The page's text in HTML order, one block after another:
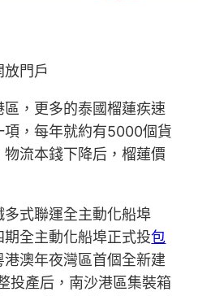
門戶
，更多的泰國榴蓮疾速
，每年就約有5000個貨
流本錢下降后，榴蓮價
式聯運全主動化船埠
全主動化船埠正式投包
澳年夜灣區首個全新建
投產后，南沙港區集裝箱